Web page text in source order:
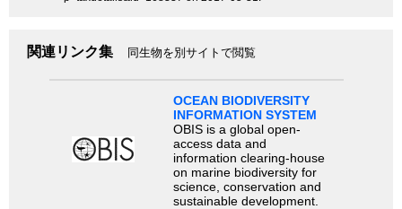
関連リンク集 同生物を別サイトで閲覧
OCEAN BIODIVERSITY
INFORMATION SYSTEM
OBIS is a global open-
access data and
information clearing-house
on marine biodiversity for
science, conservation and
sustainable development.